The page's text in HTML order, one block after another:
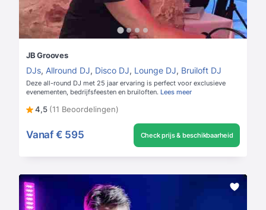
JB Grooves
DJs, Allround DJ, Disco DJ, Lounge DJ, Bruiloft DJ
Deze all-round DJ met 25 jaar ervaring is perfect voor exclusieve
evenementen, bedrijfsfeesten en bruiloften. Lees meer
4,5 (11 Beoordelingen)
Vanaf € 595 Check prijs & beschikbaarheid